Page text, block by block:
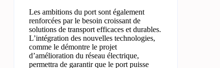
Les ambitions du port sont également
renforcées par le besoin croissant de
solutions de transport efficaces et durables.
L’intégration des nouvelles technologies,
comme le démontre le projet
d’amélioration du réseau électrique,
permettra de garantir que le port puisse